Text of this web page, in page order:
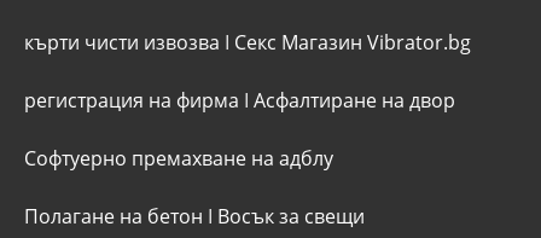
кърти чисти извозва I Секс Магазин Vibrator.bg
регистрация на фирма I Асфалтиране на двор
Софтуерно премахване на адблу
Полагане на бетон I Восък за свещи